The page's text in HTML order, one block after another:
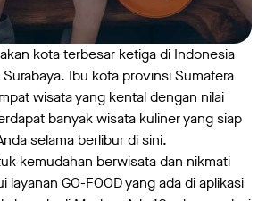
kota terbesar ketiga di Indonesia
Ibu kota provinsi Sumatera
wisata yang kental dengan nilai
banyak wisata kuliner yang siap
selama berlibur di sini.
kemudahan berwisata dan nikmati
layanan GO-FOOD yang ada di aplikasi